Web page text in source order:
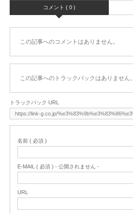
コメント ( 0 )
この記事へのコメントはありません。
この記事へのトラックバックはありません。
トラックバック URL
名前 ( 必須 )
E-MAIL ( 必須 ) - 公開されません -
URL